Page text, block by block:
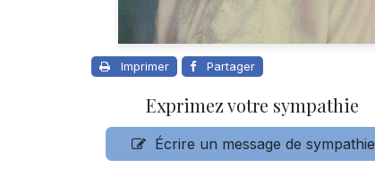
Imprimer Partager
Exprimez votre sympathie
Écrire un message de sympathie